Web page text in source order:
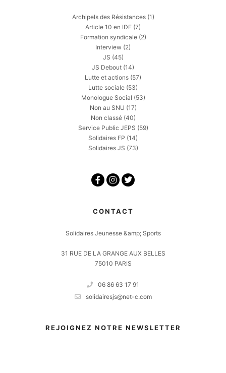
Archipels des Résistances(1)
Article 10 en IDF (7)
Formation syndicale(2)
Interview (2)
JS (45)
JS Debout (14)
Lutte et actions (57)
Lutte sociale (53)
Monologue Social (53)
Non au SNU (17)
Non classé(40)
Service Public JEPS (59)
Solidaires FP (14)
Solidaires JS (73)
CONTACT
Solidaires Jeunesse &amp; Sports
31 RUE DE LA GRANGE AUX BELLES
75010 PARIS
06 86 63 17 91
solidairesjs@net-c.com
REJOIGNEZ NOTRE NEWSLETTER